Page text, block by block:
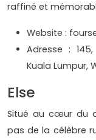
raffiné et
Website :
Adresse :
Kuala Lumpur,
Else
Situé au cœur du
pas de la célèbre